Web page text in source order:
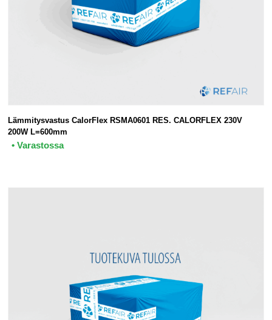
Lämmitysvastus CalorFlex RSMA0601 RES. CALORFLEX 230V
200W L=600mm
• Varastossa